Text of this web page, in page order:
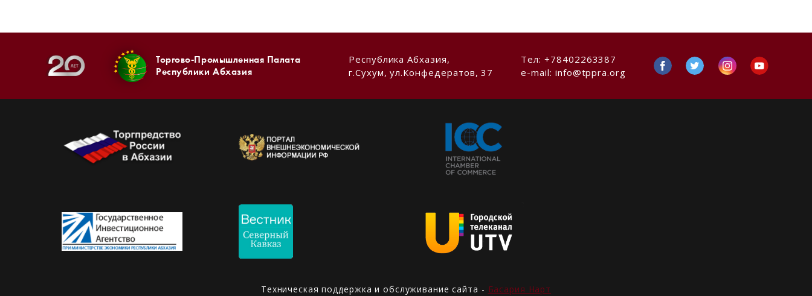
Торгово-Промышленная Палата
Республики Абхазия
Республика Абхазия,
г.Сухум, ул.Конфедератов, 37
Тел: +78402263387
e-mail: info@tppra.org
Техническая поддержка и обслуживание сайта - Басария Нарт